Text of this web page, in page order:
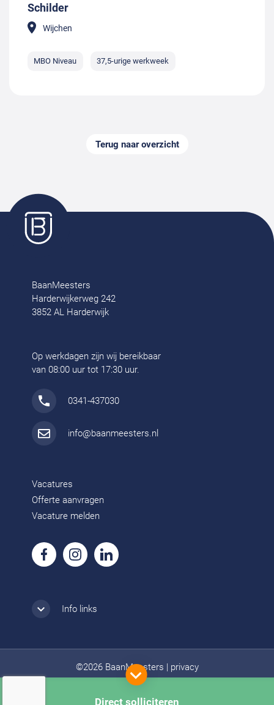
Schilder
Wijchen
MBO Niveau 37,5-urige werkweek
Terug naar overzicht
Direct solliciteren
BaanMeesters
Harderwijkerweg 242
3852 AL Harderwijk
Op werkdagen zijn wij bereikbaar
van 08:00 uur tot 17:30 uur.
0341-437030
info@baanmeesters.nl
Vacatures
Offerte aanvragen
Vacature melden
Info links
©2026 BaanMeesters privacy